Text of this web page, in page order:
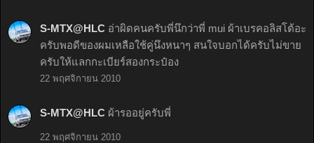
S-MTX@HLC อ่าผิดคนครับพี่นึกว่าพี่ mui ผ้าเบรคอลิสโต้อะ
ครับพอดีของผมเหลือใช้คู่นึงหนาๆ สนใจบอกได้ครับไม่ขาย
ครับให้แลกกะเบียร์สองกระป๋อง
22 พฤศจิกายน 2010
S-MTX@HLC ผ้ารออยู่ครับพี่
22 พฤศจิกายน 2010